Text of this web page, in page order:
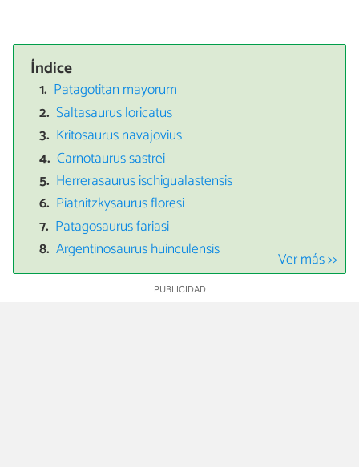
Índice
Patagotitan mayorum
Saltasaurus loricatus
Kritosaurus navajovius
Carnotaurus sastrei
Herrerasaurus ischigualastensis
Piatnitzkysaurus floresi
Patagosaurus fariasi
Argentinosaurus huinculensis
Ver más >>